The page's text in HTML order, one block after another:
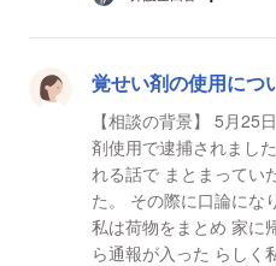
覚せい剤の使用につ
【相談の背景】 5月25
剤使用で逮捕されまし
れる話で まとまってい
た。 その際に口論にな
私は荷物をまとめ 家に
ら通報が入った らしく